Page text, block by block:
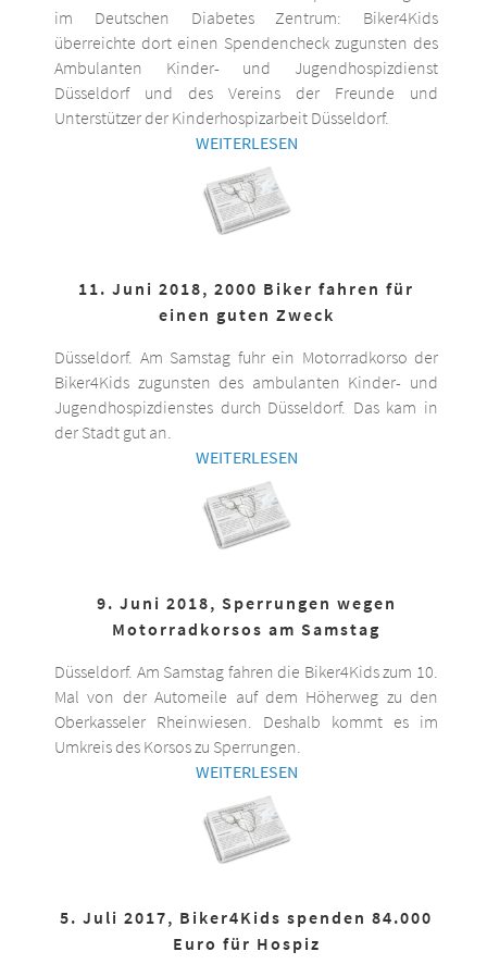
im Deutschen Diabetes Zentrum: Biker4Kids
überreichte dort einen Spendencheck zugunsten des
Ambulanten Kinder- und Jugendhospizdienst
Düsseldorf und des Vereins der Freunde und
Unterstützer der Kinderhospizarbeit Düsseldorf.
WEITERLESEN
11. Juni 2018, 2000 Biker fahren für
einen guten Zweck
Düsseldorf. Am Samstag fuhr ein Motorradkorso der
Biker4Kids zugunsten des ambulanten Kinder- und
Jugendhospizdienstes durch Düsseldorf. Das kam in
der Stadt gut an.
WEITERLESEN
9. Juni 2018, Sperrungen wegen
Motorradkorsos am Samstag
Düsseldorf. Am Samstag fahren die Biker4Kids zum 10.
Mal von der Automeile auf dem Höherweg zu den
Oberkasseler Rheinwiesen. Deshalb kommt es im
Umkreis des Korsos zu Sperrungen.
WEITERLESEN
5. Juli 2017, Biker4Kids spenden 84.000
Euro für Hospiz